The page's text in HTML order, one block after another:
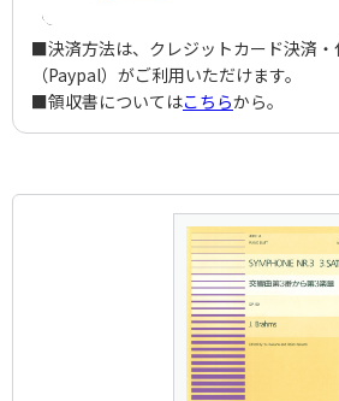
■決済方法は、クレジットカード決済
（Paypal）がご利用いただけます。
■領収書についてはこちらから。